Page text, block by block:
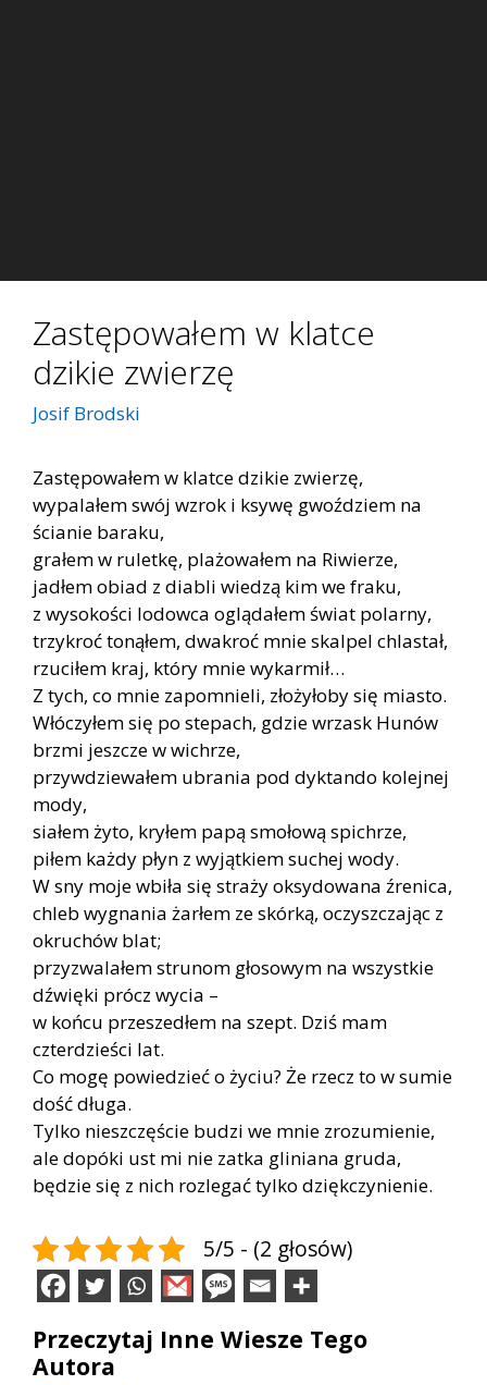
Zastępowałem w klatce
dzikie zwierzę
Josif Brodski
Zastępowałem w klatce dzikie zwierzę,
wypalałem swój wzrok i ksywę gwoździem na
ścianie baraku,
grałem w ruletkę, plażowałem na Riwierze,
jadłem obiad z diabli wiedzą kim we fraku,
z wysokości lodowca oglądałem świat polarny,
trzykroć tonąłem, dwakroć mnie skalpel chlastał,
rzuciłem kraj, który mnie wykarmił…
Z tych, co mnie zapomnieli, złożyłoby się miasto.
Włóczyłem się po stepach, gdzie wrzask Hunów
brzmi jeszcze w wichrze,
przywdziewałem ubrania pod dyktando kolejnej
mody,
siałem żyto, kryłem papą smołową spichrze,
piłem każdy płyn z wyjątkiem suchej wody.
W sny moje wbiła się straży oksydowana źrenica,
chleb wygnania żarłem ze skórką, oczyszczając z
okruchów blat;
przyzwalałem strunom głosowym na wszystkie
dźwięki prócz wycia –
w końcu przeszedłem na szept. Dziś mam
czterdzieści lat.
Co mogę powiedzieć o życiu? Że rzecz to w sumie
dość długa.
Tylko nieszczęście budzi we mnie zrozumienie,
ale dopóki ust mi nie zatka gliniana gruda,
będzie się z nich rozlegać tylko dziękczynienie.
5/5 - (2 głosów)
Przeczytaj Inne Wiesze Tego
Autora